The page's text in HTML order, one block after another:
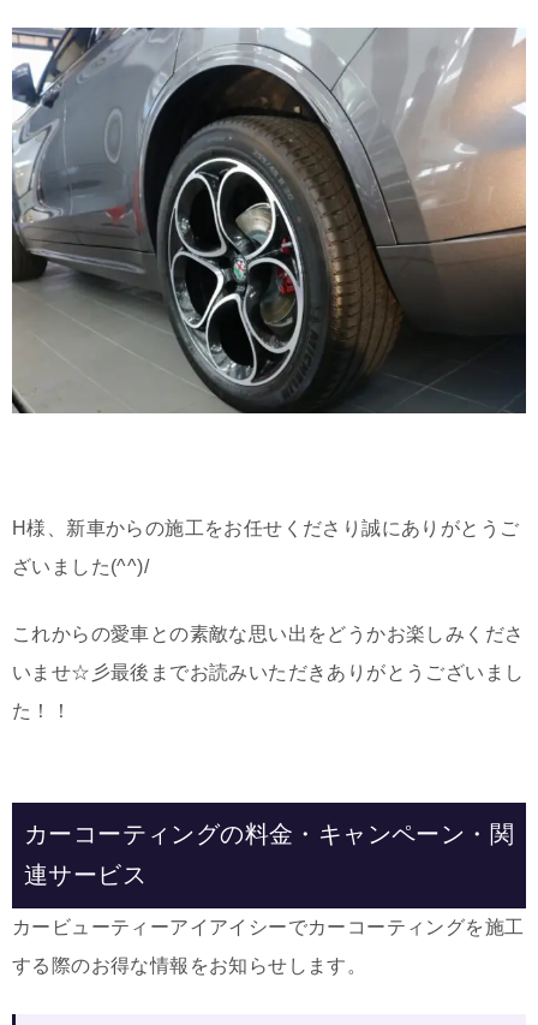
H様、新車からの施工をお任せくださり誠にありがとうご
ざいました(^^)/
これからの愛車との素敵な思い出をどうかお楽しみくださ
いませ☆彡最後までお読みいただきありがとうございまし
た！！
カーコーティングの料金・キャンペーン・関
連サービス
カービューティーアイアイシーでカーコーティングを施工
する際のお得な情報をお知らせします。